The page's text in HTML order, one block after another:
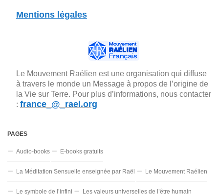
Mentions légales
Le Mouvement Raélien est une organisation qui diffuse
à travers le monde un Message à propos de l’origine de
la Vie sur Terre. Pour plus d’informations, nous contacter
: france_@_rael.org
PAGES
Audio-books E-books gratuits
La Méditation Sensuelle enseignée par Raël Le Mouvement Raélien
Le symbole de l’infini Les valeurs universelles de l’être humain